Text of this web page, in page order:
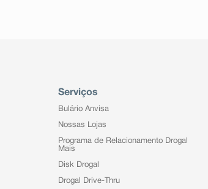
Serviços
Bulário Anvisa
Nossas Lojas
Programa de Relacionamento Drogal
Mais
Disk Drogal
Drogal Drive-Thru